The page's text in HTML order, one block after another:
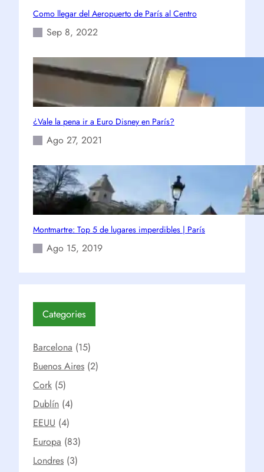
Como llegar del Aeropuerto de París al Centro
Sep 8, 2022
¿Vale la pena ir a Euro Disney en París?
Ago 27, 2021
Montmartre: Top 5 de lugares imperdibles | París
Ago 15, 2019
Categories
Barcelona (15)
Buenos Aires (2)
Cork (5)
Dublín (4)
EEUU (4)
Europa (83)
Londres (3)